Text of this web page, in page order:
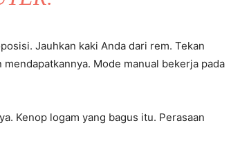
Jauhkan kaki Anda dari rem. Tekan
Mode manual bekerja pada
Kenop logam yang bagus itu. Perasaan